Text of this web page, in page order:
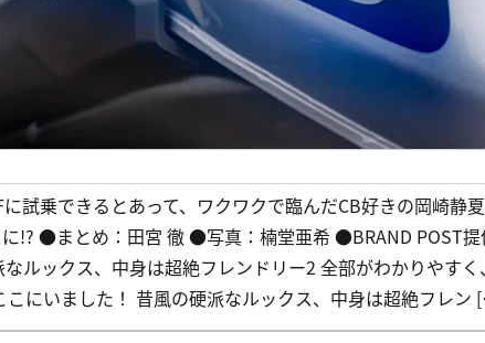
試乗できるとあって、ワクワクで臨んだCB好きの岡崎静
!? ●まとめ：田宮 徹 ●写真：楠堂亜希 ●BRAND POST
ルックス、中身は超絶フレンドリー2 全部がわかりやす
こにいました！ 昔風の硬派なルックス、中身は超絶フレン